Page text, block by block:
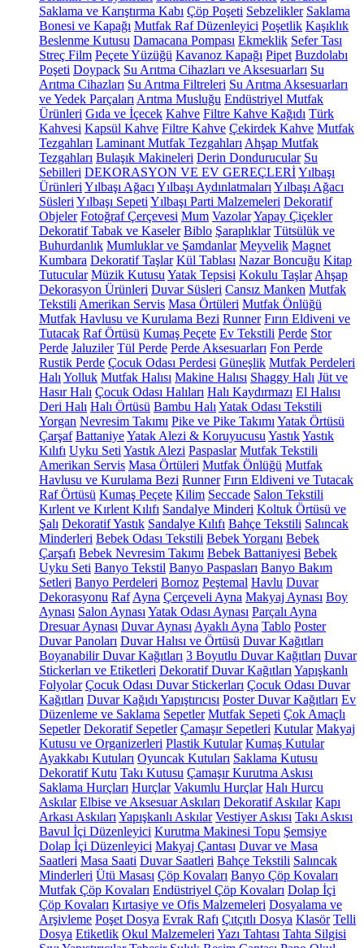
Saklama ve Karıştırma Kabı Çöp Poşeti Sebzelikler Saklama
Bonesi ve Kapağı Mutfak Raf Düzenleyici Poşetlik Kaşıklık
Beslenme Kutusu Damacana Pompası Ekmeklik Sefer Tası
Streç Film Peçete Yüzüğü Kavanoz Kapağı Pipet Buzdolabı
Poşeti Doypack Su Arıtma Cihazları ve Aksesuarları Su
Arıtma Cihazları Su Arıtma Filtreleri Su Arıtma Aksesuarları
ve Yedek Parçaları Arıtma Musluğu Endüstriyel Mutfak
Ürünleri Gıda ve İçecek Kahve Filtre Kahve Kağıdı Türk
Kahvesi Kapsül Kahve Filtre Kahve Çekirdek Kahve Mutfak
Tezgahları Laminant Mutfak Tezgahları Ahşap Mutfak
Tezgahları Bulaşık Makineleri Derin Dondurucular Su
Sebilleri DEKORASYON VE EV GEREÇLERİYılbaşı
Ürünleri Yılbaşı Ağacı Yılbaşı Aydınlatmaları Yılbaşı Ağacı
Süsleri Yılbaşı Sepeti Yılbaşı Parti Malzemeleri Dekoratif
Objeler Fotoğraf Çerçevesi Mum VazolarYapay Çiçekler
Dekoratif Tabak ve Kaseler Biblo Şaraplıklar Tütsülük ve
Buhurdanlık Mumluklar ve Şamdanlar Meyvelik Magnet
Kumbara Dekoratif Taşlar Kül Tablası Nazar Boncuğu Kitap
Tutucular Müzik Kutusu Yatak Tepsisi Kokulu Taşlar Ahşap
Dekorasyon Ürünleri Duvar Süsleri Cansız Manken Mutfak
Tekstili Amerikan Servis Masa Örtüleri Mutfak Önlüğü
Mutfak Havlusu ve Kurulama Bezi Runner Fırın Eldiveni ve
Tutacak Raf Örtüsü Kumaş Peçete Ev Tekstili Perde Stor
Perde Jaluziler Tül Perde Perde Aksesuarları Fon Perde
Rustik Perde Çocuk Odası Perdesi Güneşlik Mutfak Perdeleri
Halı Yolluk Mutfak Halısı Makine Halısı Shaggy Halı Jüt ve
Hasır Halı Çocuk Odası Halıları Halı Kaydırmazı El Halısı
Deri Halı Halı Örtüsü Bambu Halı Yatak Odası Tekstili
Yorgan Nevresim Takımı Pike ve Pike Takımı Yatak Örtüsü
Çarşaf BattaniyeYatak Alezi & Koruyucusu YastıkYastık
Kılıfı Uyku Seti Yastık Alezi Paspaslar Mutfak Tekstili
Amerikan Servis Masa Örtüleri Mutfak Önlüğü Mutfak
Havlusu ve Kurulama Bezi Runner Fırın Eldiveni ve Tutacak
Raf Örtüsü Kumaş Peçete Kilim Seccade Salon Tekstili
Kırlent ve Kırlent Kılıfı Sandalye Minderi Koltuk Örtüsü ve
Şalı Dekoratif Yastık Sandalye Kılıfı Bahçe Tekstili Salıncak
Minderleri Bebek Odası Tekstili Bebek Yorganı Bebek
Çarşafı Bebek Nevresim Takımı Bebek Battaniyesi Bebek
Uyku Seti Banyo Tekstil Banyo Paspasları Banyo Bakım
Setleri Banyo Perdeleri Bornoz Peştemal Havlu Duvar
Dekorasyonu Raf Ayna Çerçeveli Ayna Makyaj Aynası Boy
Aynası Salon Aynası Yatak Odası Aynası Parçalı Ayna
Dresuar Aynası Duvar Aynası Ayaklı Ayna Tablo Poster
Duvar Panoları Duvar Halısı ve Örtüsü Duvar Kağıtları
Boyanabilir Duvar Kağıtları 3 Boyutlu Duvar Kağıtları Duvar
Stickerları ve Etiketleri Dekoratif Duvar Kağıtları Yapışkanlı
Folyolar Çocuk Odası Duvar Stickerları Çocuk Odası Duvar
Kağıtları Duvar Kağıdı Yapıştırıcısı Poster Duvar Kağıtları Ev
Düzenleme ve Saklama Sepetler Mutfak Sepeti Çok Amaçlı
Sepetler Dekoratif Sepetler Çamaşır Sepetleri Kutular Makyaj
Kutusu ve Organizerleri Plastik Kutular Kumaş Kutular
Ayakkabı Kutuları Oyuncak Kutuları Saklama Kutusu
Dekoratif Kutu Takı Kutusu Çamaşır Kurutma Askısı
Saklama Hurçları Hurçlar Vakumlu Hurçlar Halı Hurcu
Askılar Elbise ve Aksesuar Askıları Dekoratif Askılar Kapı
Arkası Askıları Yapışkanlı Askılar Vestiyer Askısı Takı Askısı
Bavul İçi Düzenleyici Kurutma Makinesi Topu Şemsiye
Dolap İçi Düzenleyici Makyaj Çantası Duvar ve Masa
Saatleri Masa Saati Duvar Saatleri Bahçe Tekstili Salıncak
Minderleri Ütü Masası Çöp Kovaları Banyo Çöp Kovaları
Mutfak Çöp Kovaları Endüstriyel Çöp Kovaları Dolap İçi
Çöp Kovaları Kırtasiye ve Ofis Malzemeleri Dosyalama ve
Arşivleme Poşet Dosya Evrak Rafı Çıtçıtlı Dosya Klasör Telli
Dosya Etiketlik Okul Malzemeleri Yazı Tahtası Tahta Silgisi